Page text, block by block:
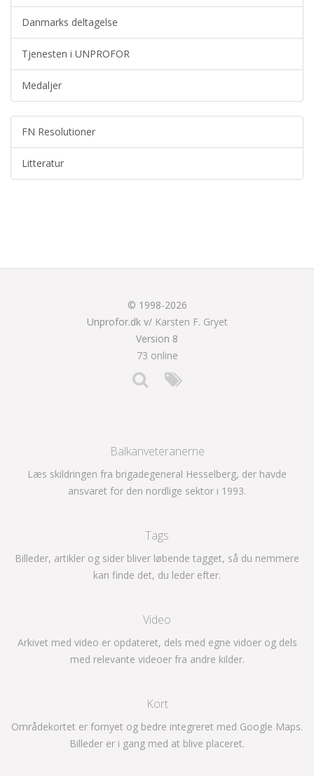
Danmarks deltagelse
Tjenesten i UNPROFOR
Medaljer
FN Resolutioner
Litteratur
© 1998-2026
Unprofor.dk v/ Karsten F. Gryet
Version 8
73 online
Balkanveteranerne
Læs skildringen fra brigadegeneral Hesselberg, der havde
ansvaret for den nordlige sektor i 1993.
Tags
Billeder, artikler og sider bliver løbende tagget, så du nemmere
kan finde det, du leder efter.
Video
Arkivet med video er opdateret, dels med egne vidoer og dels
med relevante videoer fra andre kilder.
Kort
Områdekortet er fornyet og bedre integreret med Google Maps.
Billeder er i gang med at blive placeret.